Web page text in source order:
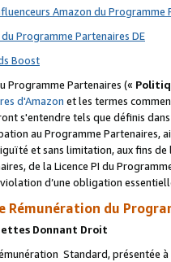
Amazon du Programme
Programme Partenaires DE
Boost
Programme Partenaires («
d'Amazon et les termes
s'entendre tels que définis
au Programme Partenaires,
et sans limitation, aux fins
de la Licence PI du
d’une obligation
Rémunération du
Donnant Droit
Standard, présentée